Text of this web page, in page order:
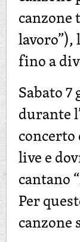
canzone
fino a
Sabato
durante
live e
cantano
Per
canzone